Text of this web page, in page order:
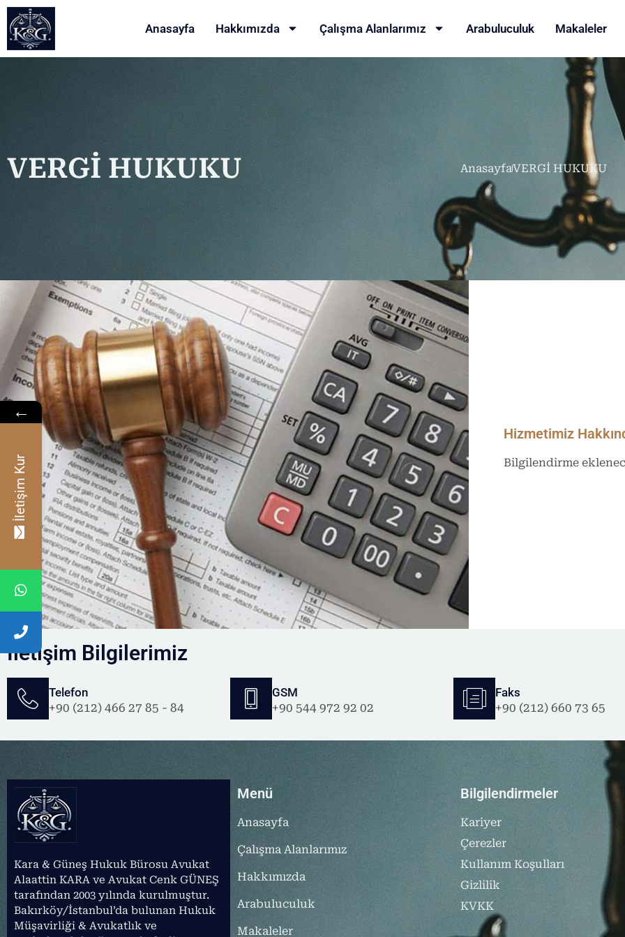
Anasayfa Hakkımızda Çalışma Alanlarımız Arabuluculuk Makaleler
VERGİ HUKUKU AnasayfaVERGİ HUKUKU
Hizmetimiz
Bilgilendirme
İletişim Bilgilerimiz
Telefon
+90 (212) 466 27 85 - 84
GSM
+90 544 972 92 02
Faks
+90 (212) 660 73 65
Kara & Güneş Hukuk Bürosu Avukat
Alaattin KARA ve Avukat Cenk GÜNEŞ
tarafından 2003 yılında kurulmuştur.
Bakırköy/İstanbul’da bulunan Hukuk
Müşavirliği & Avukatlık ve
Menü
Anasayfa
Çalışma Alanlarımız
Hakkımızda
Arabuluculuk
Makaleler
Bilgilendirmeler
Kariyer
Çerezler
Kullanım Koşulları
Gizlilik
KVKK
←
İletişim Kur